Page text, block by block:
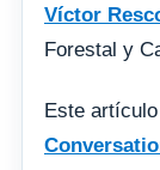
Víctor
Forestal y
Este